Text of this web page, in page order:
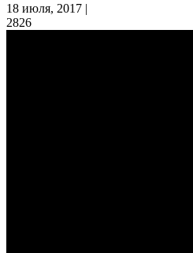
18 июля, 2017 |
2826